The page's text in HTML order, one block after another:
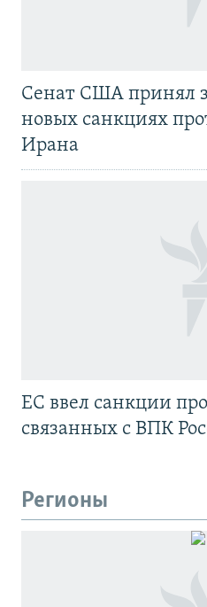
Сенат США принял
новых санкциях
Ирана
ЕС ввел санкции
связанных с ВПК
Регионы